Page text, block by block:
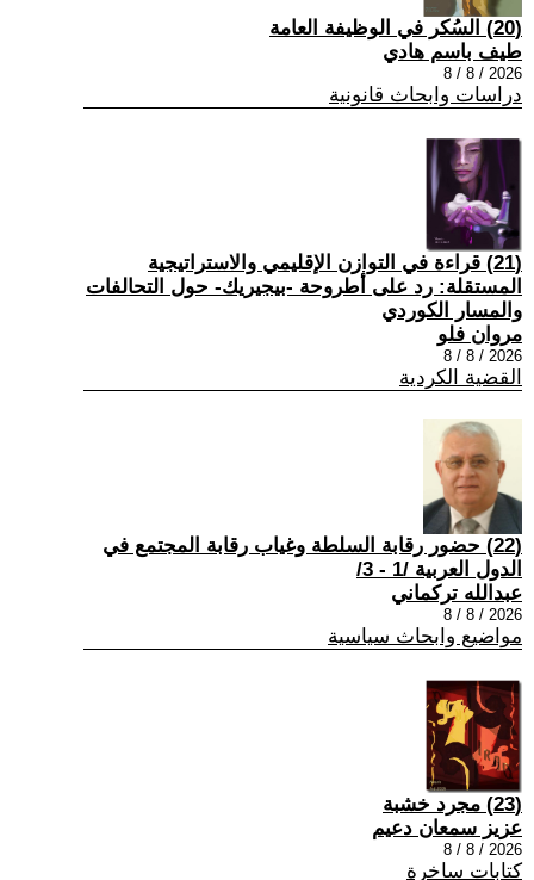
(20) السُكر في الوظيفة العامة
طيف باسم هادي
2026 / 8 / 8
دراسات وابحاث قانونية
(21) قراءة في التوازن الإقليمي والاستراتيجية
المستقلة: رد على أطروحة -بيجيريك- حول التحالفات
والمسار الكوردي
مروان فلو
2026 / 8 / 8
القضية الكردية
(22) حضور رقابة السلطة وغياب رقابة المجتمع في
الدول العربية /1 - 3/
عبدالله تركماني
2026 / 8 / 8
مواضيع وابحاث سياسية
(23) مجرد خشبة
عزيز سمعان دعيم
2026 / 8 / 8
كتابات ساخرة